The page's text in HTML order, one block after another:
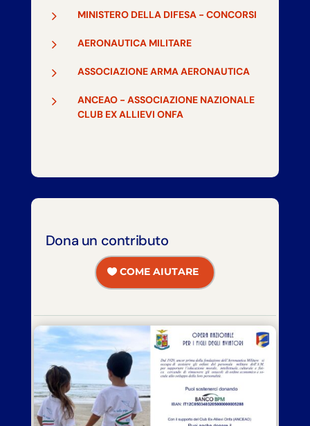
5 MINISTERO DELLA DIFESA - CONCORSI
5 AERONAUTICA MILITARE
5 ASSOCIAZIONE ARMA AERONAUTICA
5
ANCEAO - ASSOCIAZIONE NAZIONALE
CLUB EX ALLIEVI ONFA
Dona un contributo
COME AIUTARE